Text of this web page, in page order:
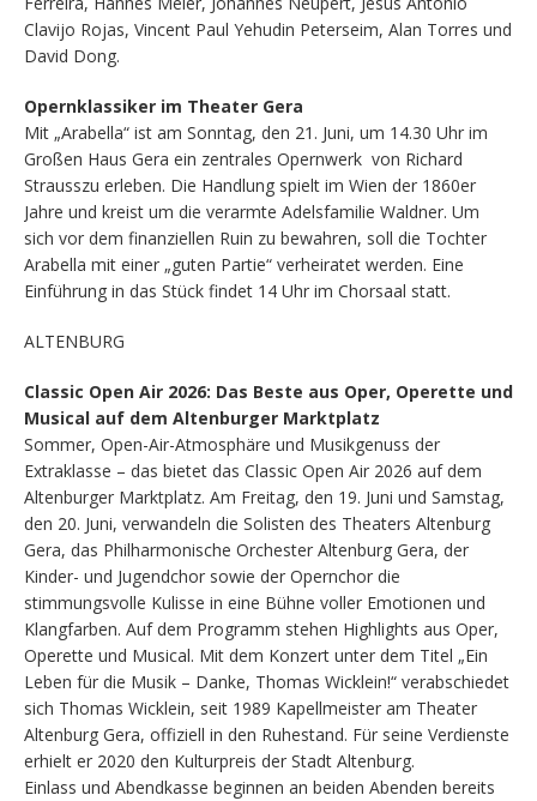
Clavijo Rojas, Vincent Paul Yehudin Peterseim, Alan Torres und
David Dong.
Opernklassiker im Theater Gera
Mit „Arabella“ ist am Sonntag, den 21. Juni, um 14.30 Uhr im
Großen Haus Gera ein zentrales Opernwerk von Richard
Strausszu erleben. Die Handlung spielt im Wien der 1860er
Jahre und kreist um die verarmte Adelsfamilie Waldner. Um
sich vor dem finanziellen Ruin zu bewahren, soll die Tochter
Arabella mit einer „guten Partie“ verheiratet werden. Eine
Einführung in das Stück findet 14 Uhr im Chorsaal statt.
ALTENBURG
Classic Open Air 2026: Das Beste aus Oper, Operette und
Musical auf dem Altenburger Marktplatz
Sommer, Open-Air-Atmosphäre und Musikgenuss der
Extraklasse – das bietet das Classic Open Air 2026 auf dem
Altenburger Marktplatz. Am Freitag, den 19. Juni und Samstag,
den 20. Juni, verwandeln die Solisten des Theaters Altenburg
Gera, das Philharmonische Orchester Altenburg Gera, der
Kinder- und Jugendchor sowie der Opernchor die
stimmungsvolle Kulisse in eine Bühne voller Emotionen und
Klangfarben. Auf dem Programm stehen Highlights aus Oper,
Operette und Musical. Mit dem Konzert unter dem Titel „Ein
Leben für die Musik – Danke, Thomas Wicklein!“ verabschiedet
sich Thomas Wicklein, seit 1989 Kapellmeister am Theater
Altenburg Gera, offiziell in den Ruhestand. Für seine Verdienste
erhielt er 2020 den Kulturpreis der Stadt Altenburg.
Einlass und Abendkasse beginnen an beiden Abenden bereits